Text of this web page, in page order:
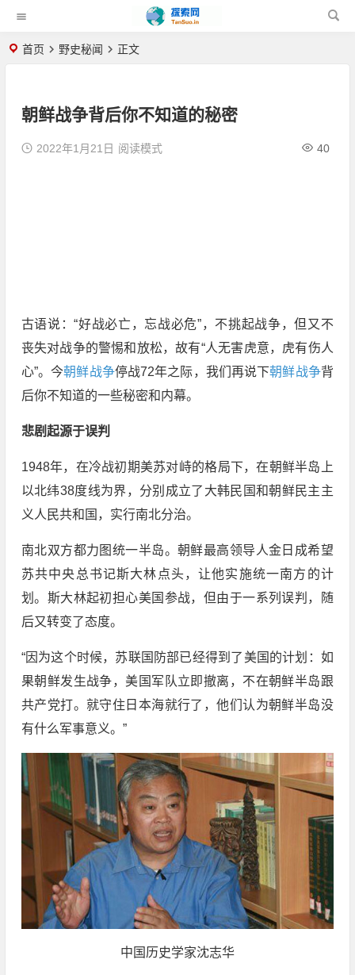
首页 野史秘闻 正文
朝鲜战争背后你不知道的秘密
2022年1月21日 40
阅读模式
古语说：“好战必亡，忘战必危”，不挑起战争，但又不
丧失对战争的警惕和放松，故有“人无害虎意，虎有伤人
心”。今朝鲜战争停战72年之际，我们再说下朝鲜战争背
后你不知道的一些秘密和内幕。
悲剧起源于误判
1948年，在冷战初期美苏对峙的格局下，在朝鲜半岛上
以北纬38度线为界，分别成立了大韩民国和朝鲜民主主
义人民共和国，实行南北分治。
南北双方都力图统一半岛。朝鲜最高领导人金日成希望
苏共中央总书记斯大林点头，让他实施统一南方的计
划。斯大林起初担心美国参战，但由于一系列误判，随
后又转变了态度。
“因为这个时候，苏联国防部已经得到了美国的计划：如
果朝鲜发生战争，美国军队立即撤离，不在朝鲜半岛跟
共产党打。就守住日本海就行了，他们认为朝鲜半岛没
有什么军事意义。”
中国历史学家沈志华